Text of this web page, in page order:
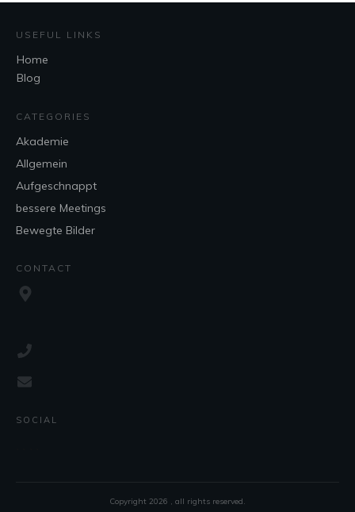
USEFUL LINKS
Home
Blog
CATEGORIES
Akademie
Allgemein
Aufgeschnappt
bessere Meetings
Bewegte Bilder
CONTACT
SOCIAL
Copyright 2026 , all rights reserved.